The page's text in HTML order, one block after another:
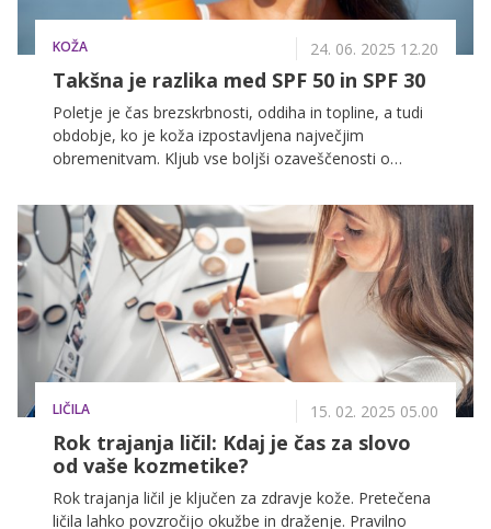
KOŽA 24. 06. 2025 12.20
Takšna je razlika med SPF 50 in SPF 30
Poletje je čas brezskrbnosti, oddiha in topline, a tudi
obdobje, ko je koža izpostavljena največjim
obremenitvam. Kljub vse boljši ozaveščenosti o
nekatere mite, ki lahko vodijo do prezgodnjega
staranja kože, pigmentnih madežev, sončnih opeklin
ali celo povečajo tveganje za kožnega raka.
LIČILA 15. 02. 2025 05.00
Rok trajanja ličil: Kdaj je čas za slovo
od vaše kozmetike?
Rok trajanja ličil je ključen za zdravje kože. Pretečena
ličila lahko povzročijo okužbe in draženje. Pravilno